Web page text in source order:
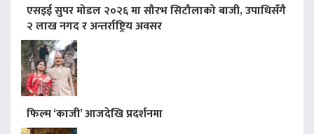
एसइई सुपर मोडल २०२६ मा सौरभ सिटौलाको बाजी, उपाधिसँगै
२ लाख नगद र अन्तर्राष्ट्रिय अवसर
फिल्म ‘काजी’ आजदेखि प्रदर्शनमा